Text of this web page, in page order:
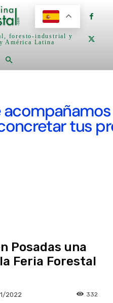
foresto-industrial y
América Latina
Posadas una
Feria Forestal
2022 332